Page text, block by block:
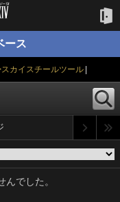
ース
カイスチールツール|
でした。